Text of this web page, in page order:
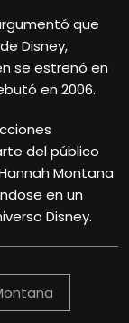
que
Disney,
se estrenó en
en 2006.
del público
Montana
en un
Disney.